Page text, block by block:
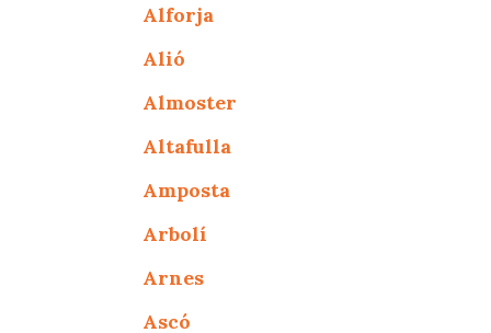
Alforja
Alió
Almoster
Altafulla
Amposta
Arbolí
Arnes
Ascó